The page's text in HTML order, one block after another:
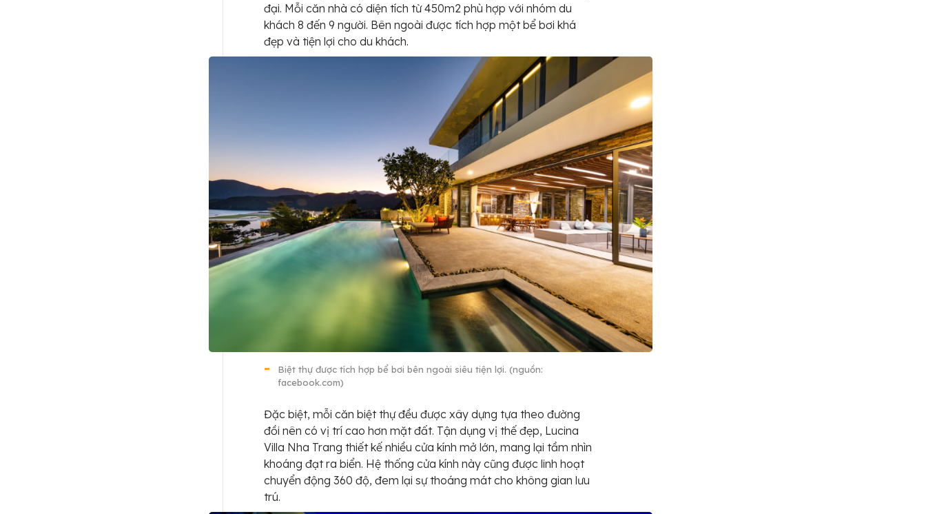
đại. Mỗi căn nhà có diện tích từ 450m2 phù hợp với nhóm du
khách 8 đến 9 người. Bên ngoài được tích hợp một bể bơi khá
đẹp và tiện lợi cho du khách.
Biệt thự được tích hợp bể bơi bên ngoài siêu tiện lợi. (nguồn:
facebook.com)
Đặc biệt, mỗi căn biệt thự đều được xây dựng tựa theo đường
đồi nên có vị trí cao hơn mặt đất. Tận dụng vị thế đẹp, Lucina
Villa Nha Trang thiết kế nhiều cửa kính mở lớn, mang lại tầm nhìn
khoáng đạt ra biển. Hệ thống cửa kính này cũng được linh hoạt
chuyển động 360 độ, đem lại sự thoáng mát cho không gian lưu
trú.